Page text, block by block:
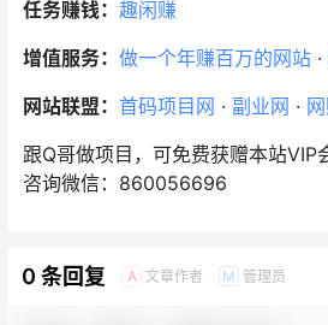
任务赚钱： 趣闲赚
增值服务： 做一个年赚百万的网站 ·
网站联盟： 首码项目网 · 副业网 ·
跟Q哥做项目，可免费获赠本站VIP
咨询微信：860056696
0 条回复 A 文章作者 M 管理员